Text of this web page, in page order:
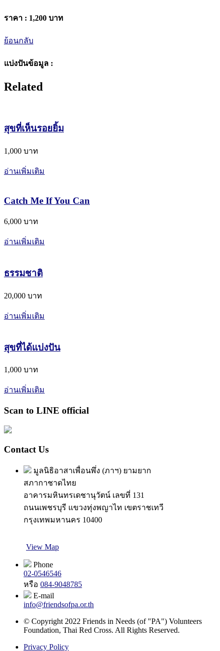
ราคา : 1,200 บาท
ย้อนกลับ
แบ่งปันข้อมูล :
Related
สุขที่เห็นรอยยิ้ม
1,000 บาท
อ่านเพิ่มเติม
Catch Me If You Can
6,000 บาท
อ่านเพิ่มเติม
ธรรมชาติ
20,000 บาท
อ่านเพิ่มเติม
สุขที่ได้แบ่งปัน
1,000 บาท
อ่านเพิ่มเติม
Scan to LINE official
Contact Us
มูลนิธิอาสาเพื่อนพึ่ง (ภาฯ) ยามยาก
สภากาชาดไทย
อาคารมหินทรเดชานุวัตน์ เลขที่ 131
ถนนเพชรบุรี แขวงทุ่งพญาไท เขตราชเทวี
กรุงเทพมหานคร 10400
View Map
Phone
02-0546546
หรือ 084-9048785
E-mail
info@friendsofpa.or.th
© Copyright 2022 Friends in Needs (of "PA") Volunteers
Foundation, Thai Red Cross. All Rights Reserved.
Privacy Policy